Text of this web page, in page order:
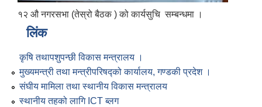
१२ औ नगरसभा (तेस्रो बैठक ) को कार्यसुचि सम्बन्धमा ।
लिंक
कृषि तथापशुपन्छी विकास मन्त्रालय ।
मुख्यमन्त्री तथा मन्त्रीपरिषद्को कार्यालय, गण्डकी प्रदेश ।
संघीय मामिला तथा स्थानीय विकास मन्त्रालय
स्थानीय तहको लागि ICT ब्लग